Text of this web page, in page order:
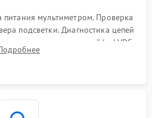
мультиметром. Проверка
подсветки. Диагностика цепей
сигналов на шлейфе LVDS